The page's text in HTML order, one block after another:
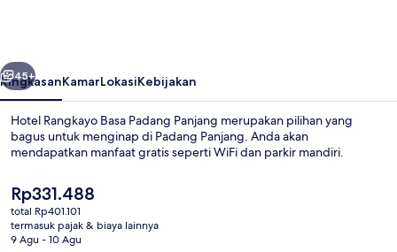
Berikutnya
45+
RingkasanKamarLokasiKebijakan
Hotel Rangkayo Basa Padang Panjang merupakan pilihan yang
bagus untuk menginap di Padang Panjang. Anda akan
mendapatkan manfaat gratis seperti WiFi dan parkir mandiri.
Harga
saat
ini
Rp331.488
Rp331.488
total Rp401.101
termasuk pajak & biaya lainnya
9 Agu - 10 Agu